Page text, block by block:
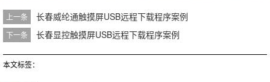
上一条 长春威纶通触摸屏USB远程下载程序案例
下一条 长春显控触摸屏USB远程下载程序案例
本文标签：